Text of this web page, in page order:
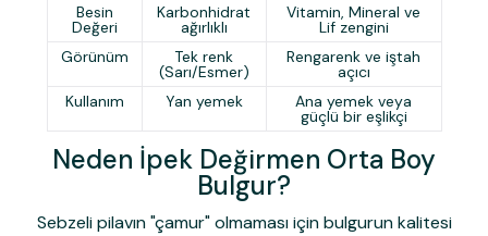
Besin
Değeri
Karbonhidrat
ağırlıklı
Vitamin, Mineral ve
Lif zengini
Görünüm
Tek renk
(Sarı/Esmer)
Rengarenk ve iştah
açıcı
Kullanım
Yan yemek Ana yemek veya
güçlü bir eşlikçi
Neden İpek Değirmen Orta Boy
Bulgur?
Sebzeli pilavın "çamur" olmaması için bulgurun kalitesi